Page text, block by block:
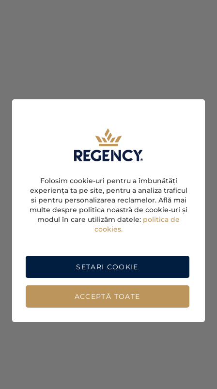
Folosim cookie-uri pentru a îmbunătăți
experiența ta pe site, pentru a analiza traficul
si pentru personalizarea reclamelor. Află mai
multe despre politica noastră de cookie-uri și
modul în care utilizăm datele: politica de
cookies.
ACCEPTĂ TOATE
SETARI COOKIE